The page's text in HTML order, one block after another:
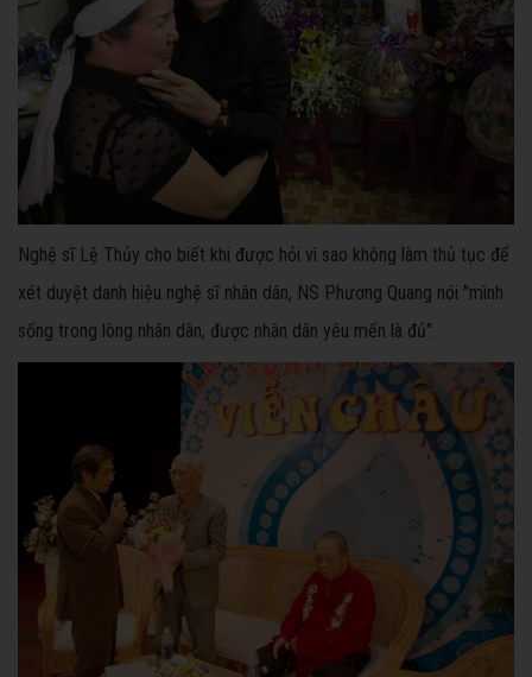
Nghệ sĩ Lệ Thủy cho biết khi được hỏi vì sao không làm thủ tục để
xét duyệt danh hiệu nghệ sĩ nhân dân, NS Phương Quang nói "mình
sống trong lòng nhân dân, được nhân dân yêu mến là đủ".